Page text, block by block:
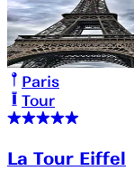
Paris
Tour
La Tour Eiffel